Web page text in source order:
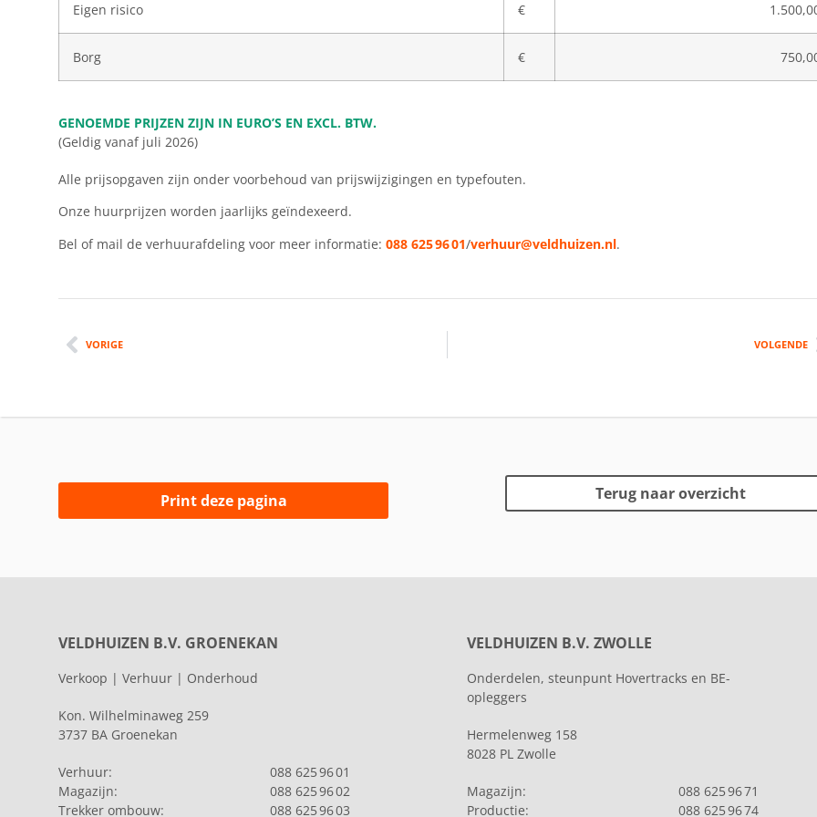
Eigen risico €
Borg €
GENOEMDE PRIJZEN ZIJN IN EURO’S EN EXCL. BTW.
(Geldig vanaf juli 2026)
Alle prijsopgaven zijn onder voorbehoud van prijswijzigingen en typefouten.
Onze huurprijzen worden jaarlijks geïndexeerd.
Bel of mail de verhuurafdeling voor meer informatie: 088 625 96 01/verhuur@veldhuizen.nl.
VOLGENDE
VORIGE
Print deze pagina Terug naar overzicht
VELDHUIZEN B.V. GROENEKAN
Verkoop | Verhuur | Onderhoud
Kon. Wilhelminaweg 259
3737 BA Groenekan
Verhuur:
088 625 96 01
Magazijn:
088 625 96 02
Trekker ombouw:
088 625 96 03
VELDHUIZEN B.V. ZWOLLE
Onderdelen, steunpunt Hovertracks en BE-
opleggers
Hermelenweg 158
8028 PL Zwolle
Magazijn:
088 625 96 71
Productie:
088 625 96 74